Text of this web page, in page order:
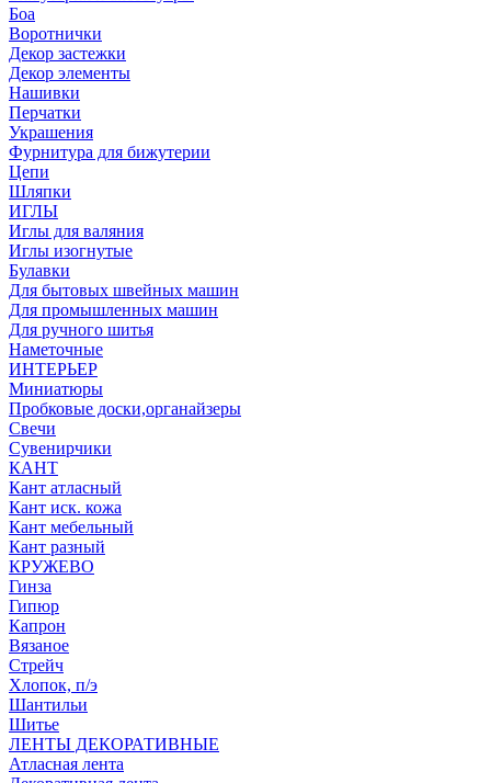
Боа
Воротнички
Декор застежки
Декор элементы
Нашивки
Перчатки
Украшения
Фурнитура для бижутерии
Цепи
Шляпки
ИГЛЫ
Иглы для валяния
Иглы изогнутые
Булавки
Для бытовых швейных машин
Для промышленных машин
Для ручного шитья
Наметочные
ИНТЕРЬЕР
Миниатюры
Пробковые доски,органайзеры
Свечи
Сувенирчики
КАНТ
Кант атласный
Кант иск. кожа
Кант мебельный
Кант разный
КРУЖЕВО
Гинза
Гипюр
Капрон
Вязаное
Стрейч
Хлопок, п/э
Шантильи
Шитье
ЛЕНТЫ ДЕКОРАТИВНЫЕ
Атласная лента